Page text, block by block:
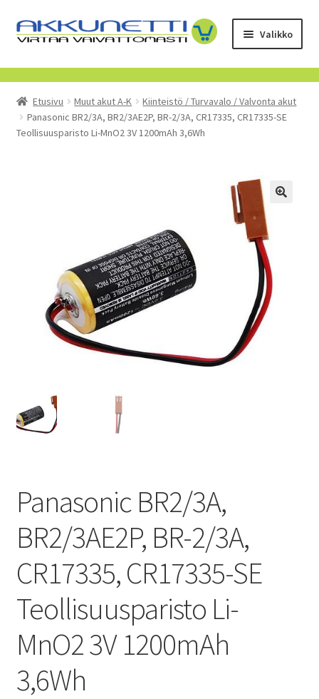
Siirry
navigointiin
Siirry
sisältöön
Valikko
Kauppa
Tietoa meistä
Etusivu Muut akut A-K
Kiinteistö / Turvavalo / Valvonta akut
Panasonic BR2/3A, BR2/3AE2P, BR-2/3A, CR17335, CR17335-SE
Teollisuusparisto Li-MnO2 3V 1200mAh 3,6Wh
Panasonic BR2/3A,
BR2/3AE2P, BR-2/3A,
CR17335, CR17335-SE
Teollisuusparisto Li-
MnO2 3V 1200mAh
3,6Wh